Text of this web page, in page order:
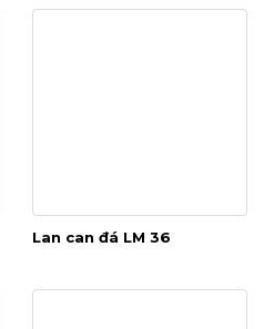
Lan can đá LM 36